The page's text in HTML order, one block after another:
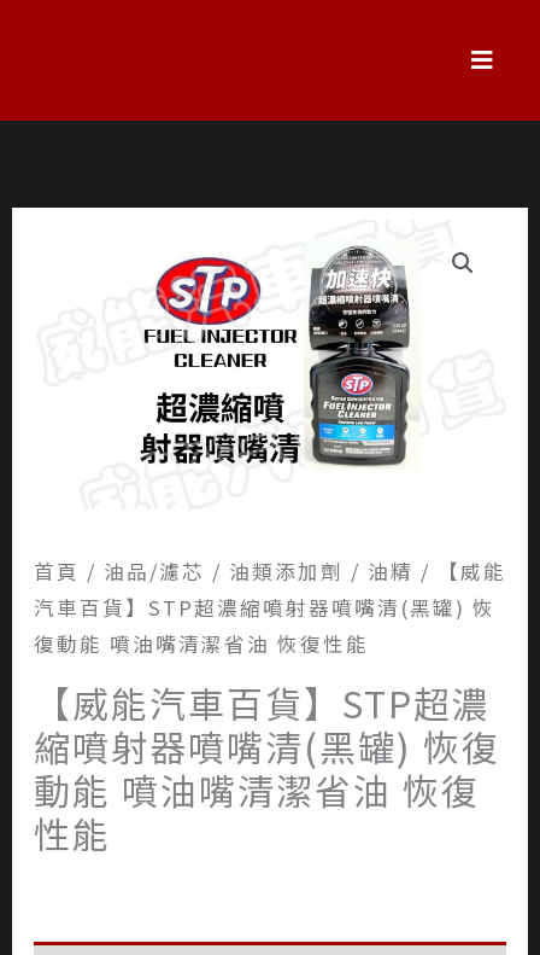
容
首頁 / 油品/濾芯 / 油類添加劑 / 油精 / 【威能
汽車百貨】STP超濃縮噴射器噴嘴清(黑罐) 恢
復動能 噴油嘴清潔省油 恢復性能
【威能汽車百貨】STP超濃
縮噴射器噴嘴清(黑罐) 恢復
動能 噴油嘴清潔省油 恢復
性能